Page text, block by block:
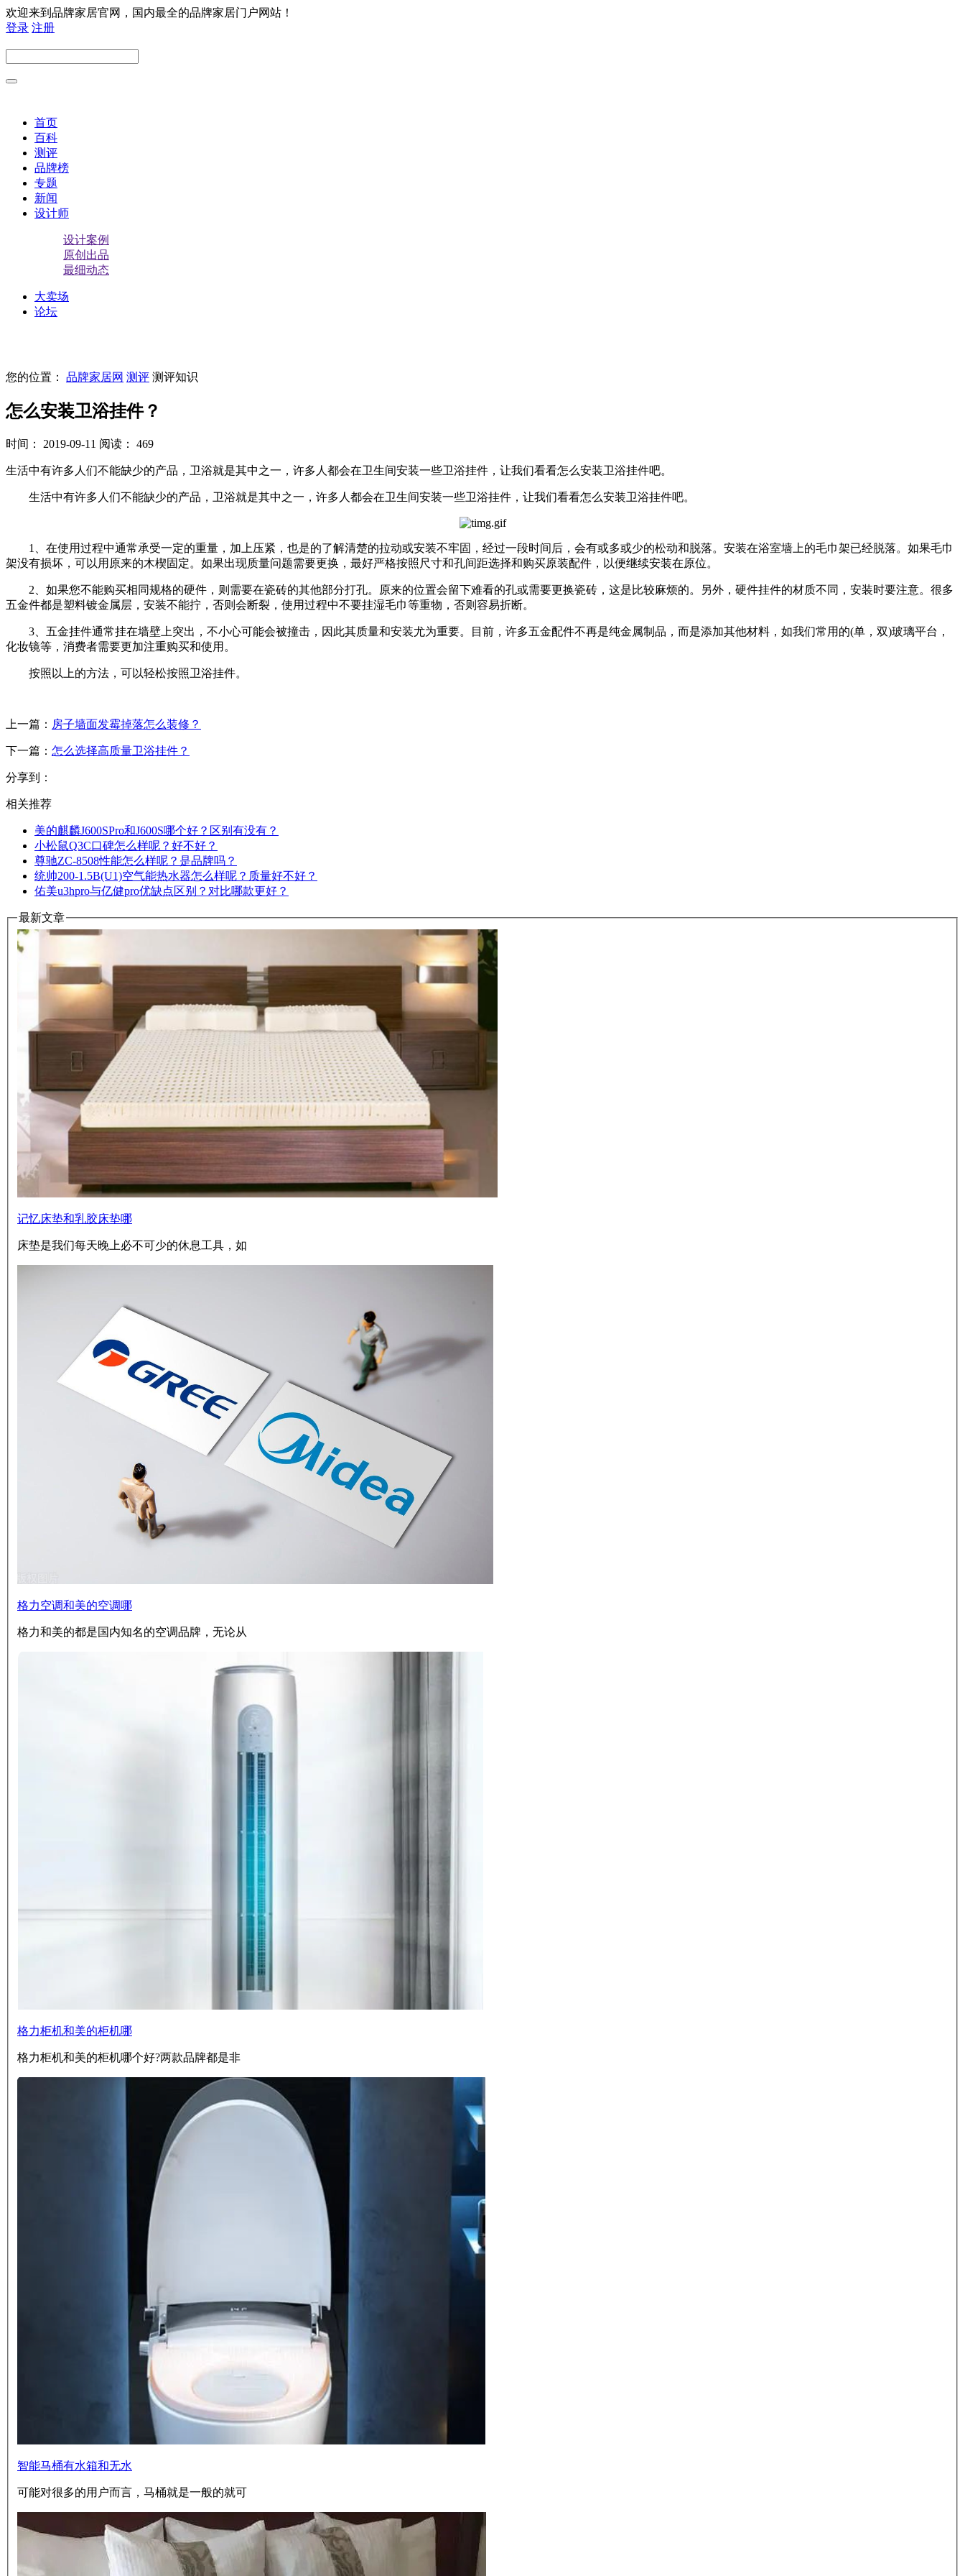
欢迎来到品牌家居官网，国内最全的品牌家居门户网站！
登录 注册
首页
百科
测评
品牌榜
专题
新闻
设计师
设计案例
原创出品
最细动态
大卖场
论坛
您的位置： 品牌家居网 测评 测评知识
怎么安装卫浴挂件？
时间： 2019-09-11 阅读： 469
生活中有许多人们不能缺少的产品，卫浴就是其中之一，许多人都会在卫生间安装一些卫浴挂件，让我们看看怎么安装卫浴挂件吧。
生活中有许多人们不能缺少的产品，卫浴就是其中之一，许多人都会在卫生间安装一些卫浴挂件，让我们看看怎么安装卫浴挂件吧。
1、在使用过程中通常承受一定的重量，加上压紧，也是的了解清楚的拉动或安装不牢固，经过一段时间后，会有或多或少的松动和脱落。安装在浴室墙上的毛巾架已经脱落。如果毛巾
架没有损坏，可以用原来的木楔固定。如果出现质量问题需要更换，最好严格按照尺寸和孔间距选择和购买原装配件，以便继续安装在原位。
2、如果您不能购买相同规格的硬件，则需要在瓷砖的其他部分打孔。原来的位置会留下难看的孔或需要更换瓷砖，这是比较麻烦的。另外，硬件挂件的材质不同，安装时要注意。很多
五金件都是塑料镀金属层，安装不能拧，否则会断裂，使用过程中不要挂湿毛巾等重物，否则容易折断。
3、五金挂件通常挂在墙壁上突出，不小心可能会被撞击，因此其质量和安装尤为重要。目前，许多五金配件不再是纯金属制品，而是添加其他材料，如我们常用的(单，双)玻璃平台，
化妆镜等，消费者需要更加注重购买和使用。
按照以上的方法，可以轻松按照卫浴挂件。
上一篇： 房子墙面发霉掉落怎么装修？
下一篇： 怎么选择高质量卫浴挂件？
分享到：
相关推荐
美的麒麟J600SPro和J600S哪个好？区别有没有？
小松鼠Q3C口碑怎么样呢？好不好？
尊驰ZC-8508性能怎么样呢？是品牌吗？
统帅200-1.5B(U1)空气能热水器怎么样呢？质量好不好？
佑美u3hpro与亿健pro优缺点区别？对比哪款更好？
最新文章
记忆床垫和乳胶床垫哪
床垫是我们每天晚上必不可少的休息工具，如
格力空调和美的空调哪
格力和美的都是国内知名的空调品牌，无论从
格力柜机和美的柜机哪
格力柜机和美的柜机哪个好?两款品牌都是非
智能马桶有水箱和无水
可能对很多的用户而言，马桶就是一般的就可